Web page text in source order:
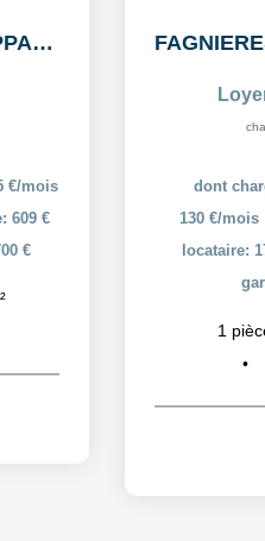
L'ÉPINE: A LOUER APPARTEMENT T3 55,38m² AVEC COUR ET PLACE...
€/mois
609 €
€
dont
130 €/mois
locataire:
1